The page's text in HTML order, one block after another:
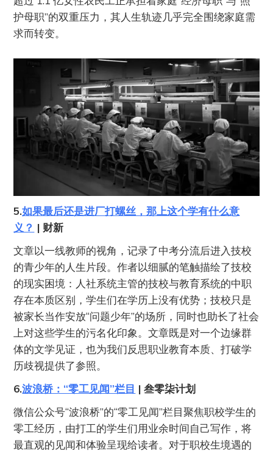
护母职”的双重压力，其人生轨迹几乎完全围绕家庭需
求而转变。
5.如果最后还是进厂打螺丝，那上这个学有什么意
义？ | 财新
文章以一线教师的视角，记录了中考分流后进入技校
的青少年的人生片段。作者以细腻的笔触描绘了技校
的现实困境：人社系统主管的技校与教育系统的中职
存在本质区别，学生们在学历上没有优势；技校只是
被家长当作安放“问题少年”的场所，同时也助长了社会
上对这些学生的污名化印象。文章既是对一个边缘群
体的文学见证，也为我们反思职业教育本质、打破学
历歧视提供了参照。
6.波浪桥：“零工见闻”栏目 | 叁零柒计划
微信公众号“波浪桥”的“零工见闻”栏目聚焦职校学生的
零工经历，由打工的学生们用业余时间自己写作，将
最直观的见闻和体验呈现给读者。对于职校生境遇的